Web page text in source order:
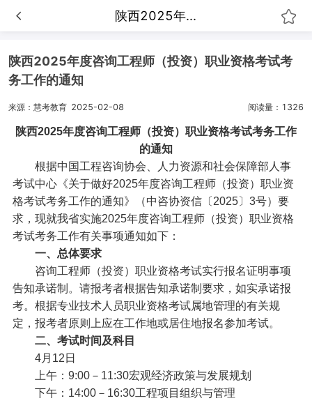
陕西2025年...
陕西2025年度咨询工程师（投资）职业资格考试考
务工作的通知
来源：慧考教育 2025-02-08 阅读量：1326
陕西2025年度咨询工程师（投资）职业资格考试考务工作
的通知
根据中国工程咨询协会、人力资源和社会保障部人事
考试中心《关于做好2025年度咨询工程师（投资）职业资
格考试考务工作的通知》（中咨协资信〔2025〕3号）要
求，现就我省实施2025年度咨询工程师（投资）职业资格
考试考务工作有关事项通知如下：
一、总体要求
咨询工程师（投资）职业资格考试实行报名证明事项
告知承诺制。请报考者根据告知承诺制要求，如实承诺报
考。根据专业技术人员职业资格考试属地管理的有关规
定，报考者原则上应在工作地或居住地报名参加考试。
二、考试时间及科目
4月12日
上午：9:00－11:30宏观经济政策与发展规划
下午：14:00－16:30工程项目组织与管理